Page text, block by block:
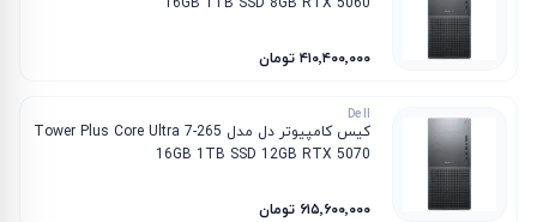
۴۱۰٬۴۰۰٬۰۰۰ تومان
Dell
کیس کامپیوتر دل مدل Tower Plus Core Ultra 7-265
16GB 1TB SSD 12GB RTX 5070
۶۱۵٬۶۰۰٬۰۰۰ تومان